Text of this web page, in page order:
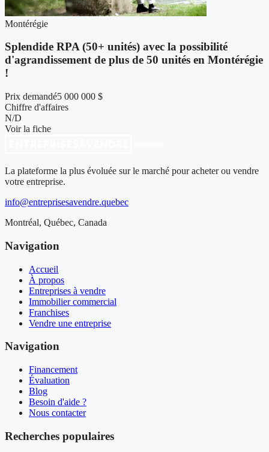
Montérégie
Splendide RPA (50+ unités) avec la possibilité
d'agrandissement de plus de 50 unités en Montérégie
!
Prix demandé5 000 000 $
Chiffre d'affaires
N/D
Voir la fiche
La plateforme la plus évoluée sur le marché pour acheter ou vendre
votre entreprise.
info@entreprisesavendre.quebec
Montréal, Québec, Canada
Navigation
Accueil
À propos
Entreprises à vendre
Immobilier commercial
Franchises
Vendre une entreprise
Navigation
Financement
Évaluation
Blog
Besoin d'aide ?
Nous contacter
Recherches populaires